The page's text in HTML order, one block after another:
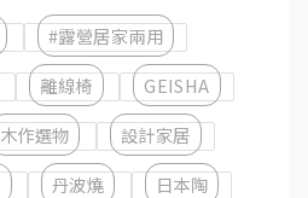
#露營居家兩用
離線椅
GEISHA
木作選物
設計家居
丹波燒
日本陶